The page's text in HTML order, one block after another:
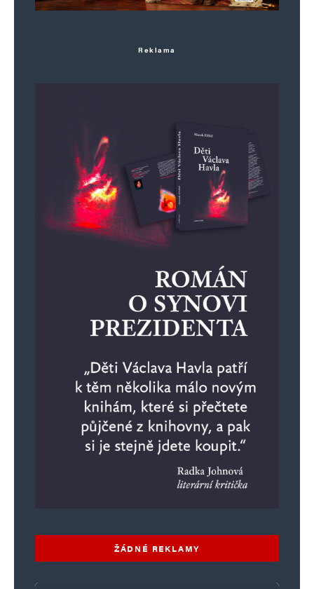
Reklama
ŽÁDNÉ REKLAMY